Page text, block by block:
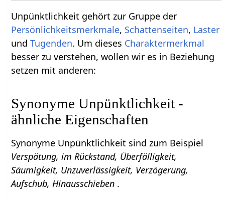
Unpünktlichkeit gehört zur Gruppe der
Persönlichkeitsmerkmale, Schattenseiten, Laster
undTugenden. Um dieses Charaktermerkmal
besser zu verstehen, wollen wir es in Beziehung
setzen mit anderen:
Synonyme Unpünktlichkeit -
ähnliche Eigenschaften
Synonyme Unpünktlichkeit sind zum Beispiel
Verspätung, im Rückstand, Überfälligkeit,
Säumigkeit, Unzuverlässigkeit, Verzögerung,
Aufschub, Hinausschieben .